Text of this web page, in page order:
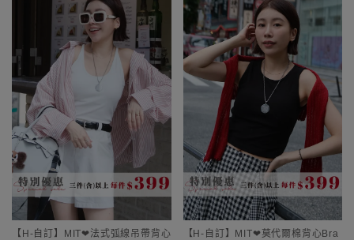
【H-自訂】MIT❤法式弧線吊帶背心
【H-自訂】MIT❤莫代爾棉背心Bra